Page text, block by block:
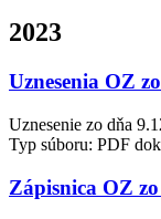
2023
Uznesenia OZ
Uznesenie zo dňa
Typ súboru: PDF
Zápisnica OZ